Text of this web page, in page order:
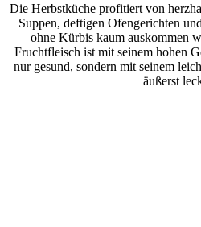
Die Herbstküche profitiert von
Suppen, deftigen Ofengerichten
ohne Kürbis kaum auskommen
Fruchtfleisch ist mit seinem hohen
nur gesund, sondern mit seinem
äußerst